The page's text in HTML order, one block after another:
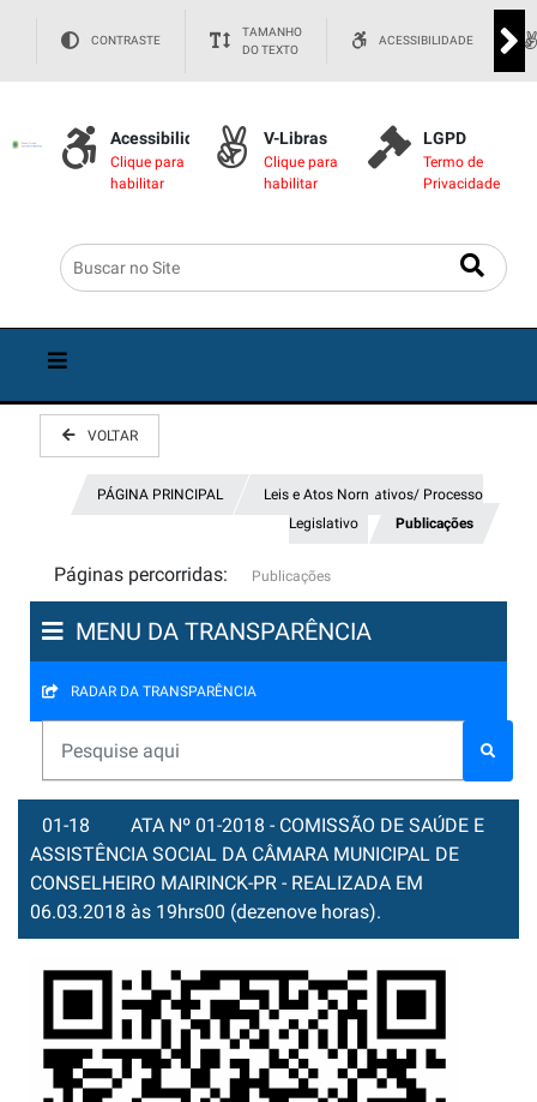
CONTRASTE
TAMANHO
DO TEXTO
ACESSIBILIDADE
Acessibilidade
Clique para
habilitar
V-Libras
Clique para
habilitar
LGPD
Termo de
Privacidade
VOLTAR
PÁGINA PRINCIPAL
Leis e Atos Normativos/ Processo
Legislativo
Publicações
Páginas percorridas: Publicações
MENU DA TRANSPARÊNCIA
RADAR DA TRANSPARÊNCIA
01-18
ATA Nº 01-2018 - COMISSÃO DE SAÚDE E
ASSISTÊNCIA SOCIAL DA CÂMARA MUNICIPAL DE
CONSELHEIRO MAIRINCK-PR - REALIZADA EM
06.03.2018 às 19hrs00 (dezenove horas).